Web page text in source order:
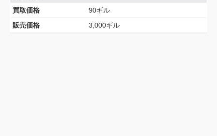
買取価格
90ギル
販売価格
3,000ギル